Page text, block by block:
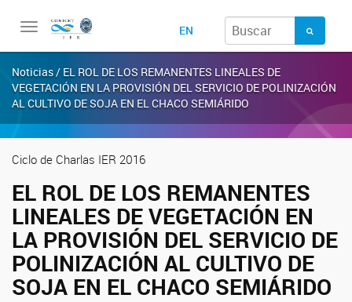
Toggle
EN
Noticias / EL ROL DE LOS REMANENTES LINEALES DE
VEGETACIÓN EN LA PROVISIÓN DEL SERVICIO DE POLINIZACIÓN
AL CULTIVO DE SOJA EN EL CHACO SEMIÁRIDO
Ciclo de Charlas IER 2016
EL ROL DE LOS REMANENTES
LINEALES DE VEGETACIÓN EN
LA PROVISIÓN DEL SERVICIO DE
POLINIZACIÓN AL CULTIVO DE
SOJA EN EL CHACO SEMIÁRIDO